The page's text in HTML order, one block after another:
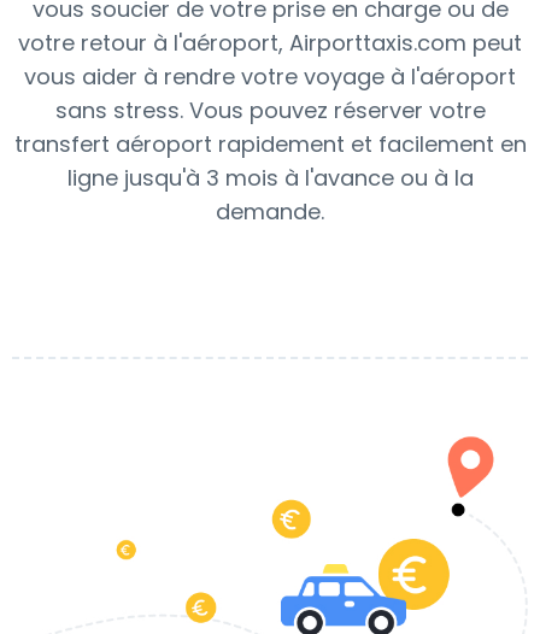
vous soucier de votre prise en charge ou de
votre retour à l'aéroport, Airporttaxis.com peut
vous aider à rendre votre voyage à l'aéroport
sans stress. Vous pouvez réserver votre
transfert aéroport rapidement et facilement en
ligne jusqu'à 3 mois à l'avance ou à la
demande.